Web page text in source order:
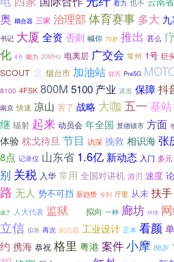
着力 也不
奥 耦合器 三家 治理部 体育赛事 多大
书记 大厦 全资 否则 喊你 70岁 推出 甚么
化 4月 能力 20MHz 电离层 广交会 常州 1号 巨
SCOUT 盒 烟台市 加油站 能否 Pre5G
8100 4FSK 800M 5100 产业 速发 保障抖
南京 快速 凉山 害了 战略 大咖 五一 基站
继 辐射 起来 动员会 年全国 景德镇市 方面
体验 枕戈待旦 节目 访深 挽救 相识海 张
8点 记录仪 山东省 1.6亿 新动态 入门 多元
别 关税 入华 常用 全国对讲机 游刃 速度
路 无人 势不可挡 新趋势 专利 厅里 从未 扶手
成了 人大代表 监狱 拟向 一种 廊坊 环绕
立信 拟将 再次 副总裁 工业设计 正本 看颜
约 携海 恭祝 格里 粤港 案件小摩 86岁